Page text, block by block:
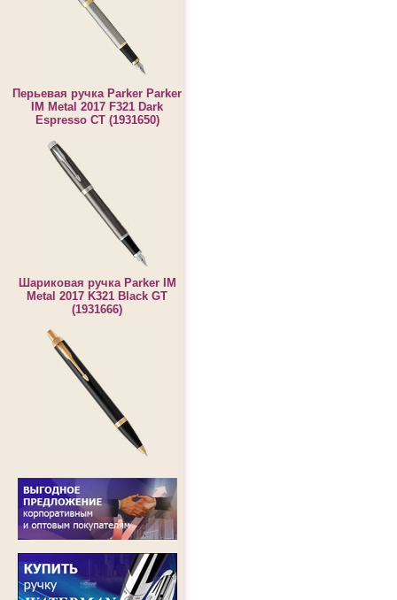
Перьевая ручка Parker Parker
IM Metal 2017 F321 Dark
Espresso CT (1931650)
Шариковая ручка Parker IM
Metal 2017 K321 Black GT
(1931666)